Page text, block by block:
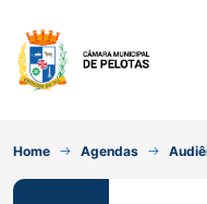
Home Agendas